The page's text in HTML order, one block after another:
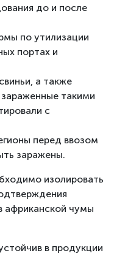
до и после
по утилизации
портах и
а также
такими
с
перед ввозом
заражены.
изолировать
африканской чумы
в продукции